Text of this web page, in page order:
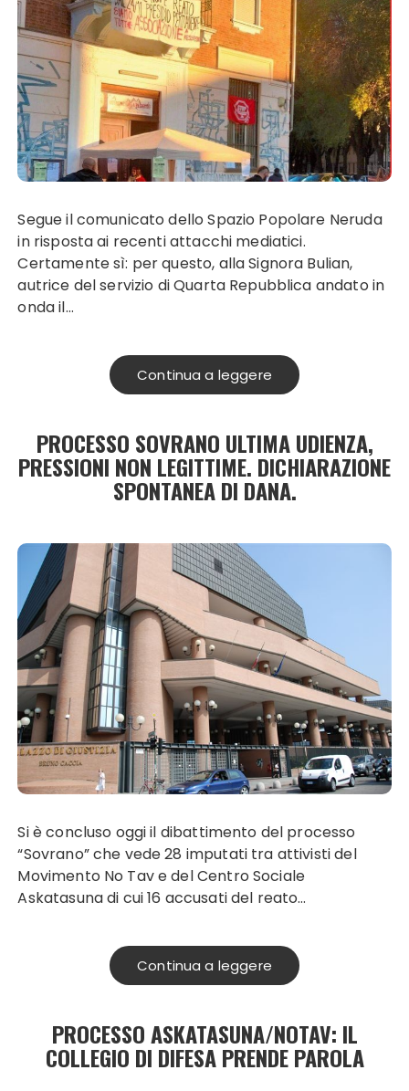
Segue il comunicato dello Spazio Popolare Neruda
in risposta ai recenti attacchi mediatici.
Certamente sì: per questo, alla Signora Bulian,
autrice del servizio di Quarta Repubblica andato in
onda il…
Continua a leggere
PROCESSO SOVRANO ULTIMA UDIENZA,
PRESSIONI NON LEGITTIME. DICHIARAZIONE
SPONTANEA DI DANA.
Si è concluso oggi il dibattimento del processo
“Sovrano” che vede 28 imputati tra attivisti del
Movimento No Tav e del Centro Sociale
Askatasuna di cui 16 accusati del reato…
Continua a leggere
PROCESSO ASKATASUNA/NOTAV: IL
COLLEGIO DI DIFESA PRENDE PAROLA